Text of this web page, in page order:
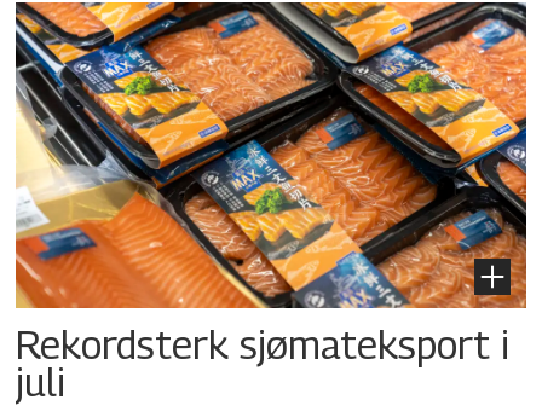
Rekordsterk sjømateksport i
juli